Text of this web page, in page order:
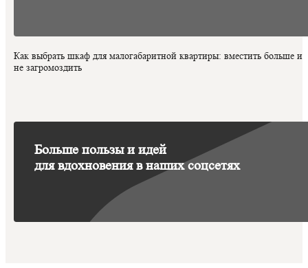
Как выбрать шкаф для малогабаритной квартиры: вместить больше и
не загромоздить
Больше пользы и идей
для вдохновения в наших соцсетях